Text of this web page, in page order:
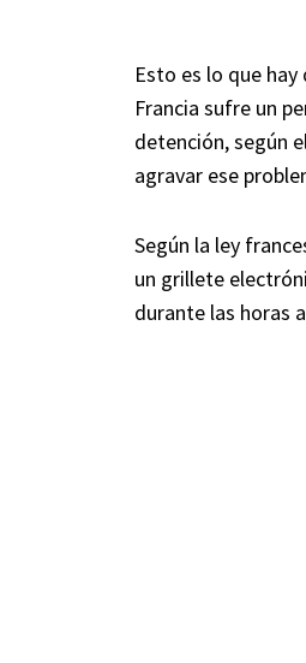
Esto es lo que
Francia sufre un
detención, según
agravar ese
Según la ley
un grillete
durante las horas